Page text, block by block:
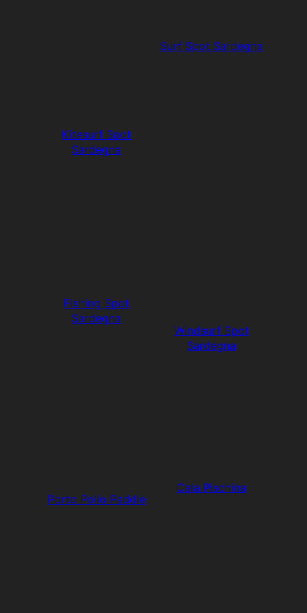
Kitesurf Spot
Sardegna
Surf Spot Sardegna
Fishing Spot
Sardegna
Windsurf Spot
Sardegna
Porto Pollo Paddle
Cala Pischina